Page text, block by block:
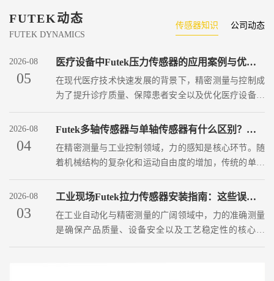
FUTEK动态
FUTEK DYNAMICS
传感器知识 公司动态
医疗设备中Futek压力传感器的应用案例与优势分析
在现代医疗技术快速发展的背景下，精密测量与控制成
为了提升诊疗质量、保障患者安全以及优化医疗设备性
2026-08
05
Futek多轴传感器与单轴传感器有什么区别？优缺点对比
在精密测量与工业控制领域，力的感知是核心环节。随
着机械结构的复杂化和运动自由度的增加，传统的单一
2026-08
04
工业现场Futek拉力传感器安装指南：这些误区你中招了吗？
在工业自动化与精密测量的广阔领域中，力的准确测量
是确保产品质量、设备安全以及工艺稳定性的核心环
2026-08
03